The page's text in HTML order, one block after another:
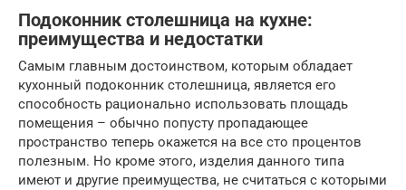
Подоконник столешница на кухне:
преимущества и недостатки
Самым главным достоинством, которым обладает
кухонный подоконник столешница, является его
способность рационально использовать площадь
помещения – обычно попусту пропадающее
пространство теперь окажется на все сто процентов
полезным. Но кроме этого, изделия данного типа
имеют и другие преимущества, не считаться с которыми